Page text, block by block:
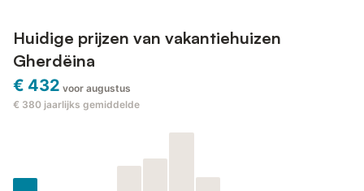
Huidige prijzen van vakantiehuizen
Gherdëina
€ 432 voor augustus
€ 380 jaarlijks gemiddelde